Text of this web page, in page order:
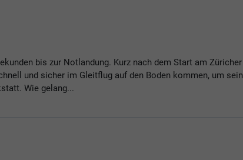
bis zur Notlandung. Kurz nach dem Start am Züricher
und sicher im Gleitflug auf den Boden kommen, um sein
Wie gelang...